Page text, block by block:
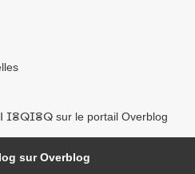
ⵊⴻⵕⵊⴻⵕ sur le portail Overblog
sur Overblog